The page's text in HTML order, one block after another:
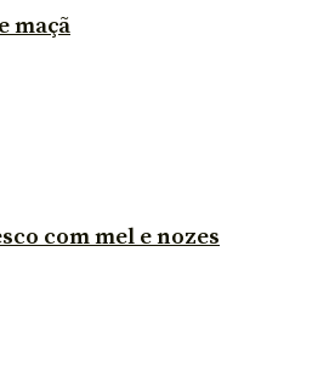
maçã
com mel e nozes